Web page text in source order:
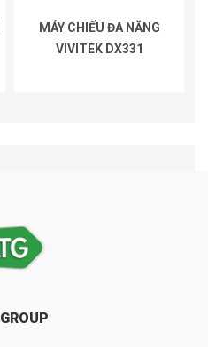
MÁY CHIẾU ĐA NĂNG
VIVITEK DX331